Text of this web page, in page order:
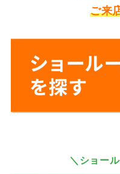
ご来
＼ショー